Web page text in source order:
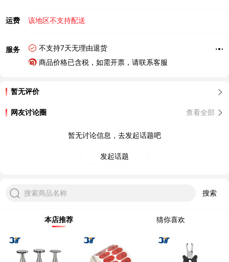
运费 该地区不支持配送
服务
不支持7天无理由退货
商品价格已含税，如需开票，请联系客服
暂无评价
网友讨论圈 查看全部
暂无讨论信息，去发起话题吧
发起话题
搜索商品名称 搜索
本店推荐 猜你喜欢